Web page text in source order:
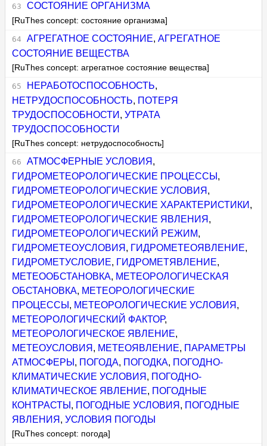
СОСТОЯНИЕ ОРГАНИЗМА
[RuThes concept: состояние организма]
АГРЕГАТНОЕ СОСТОЯНИЕ, АГРЕГАТНОЕ
СОСТОЯНИЕ ВЕЩЕСТВА
[RuThes concept: агрегатное состояние вещества]
НЕРАБОТОСПОСОБНОСТЬ,
НЕТРУДОСПОСОБНОСТЬ, ПОТЕРЯ
ТРУДОСПОСОБНОСТИ ,УТРАТА
ТРУДОСПОСОБНОСТИ
[RuThes concept: нетрудоспособность]
АТМОСФЕРНЫЕ УСЛОВИЯ ,
ГИДРОМЕТЕОРОЛОГИЧЕСКИЕ ПРОЦЕССЫ ,
ГИДРОМЕТЕОРОЛОГИЧЕСКИЕ УСЛОВИЯ ,
ГИДРОМЕТЕОРОЛОГИЧЕСКИЕ ХАРАКТЕРИСТИКИ ,
ГИДРОМЕТЕОРОЛОГИЧЕСКИЕ ЯВЛЕНИЯ ,
ГИДРОМЕТЕОРОЛОГИЧЕСКИЙ РЕЖИМ,
ГИДРОМЕТЕОУСЛОВИЯ , ГИДРОМЕТЕОЯВЛЕНИЕ,
ГИДРОМЕТУСЛОВИЕ, ГИДРОМЕТЯВЛЕНИЕ,
МЕТЕООБСТАНОВКА, МЕТЕОРОЛОГИЧЕСКАЯ
ОБСТАНОВКА, МЕТЕОРОЛОГИЧЕСКИЕ
ПРОЦЕССЫ , МЕТЕОРОЛОГИЧЕСКИЕ УСЛОВИЯ ,
МЕТЕОРОЛОГИЧЕСКИЙ ФАКТОР,
МЕТЕОРОЛОГИЧЕСКОЕ ЯВЛЕНИЕ,
МЕТЕОУСЛОВИЯ , МЕТЕОЯВЛЕНИЕ, ПАРАМЕТРЫ
АТМОСФЕРЫ , ПОГОДА, ПОГОДКА, ПОГОДНО-
КЛИМАТИЧЕСКИЕ УСЛОВИЯ , ПОГОДНО-
КЛИМАТИЧЕСКОЕ ЯВЛЕНИЕ, ПОГОДНЫЕ
КОНТРАСТЫ , ПОГОДНЫЕ УСЛОВИЯ , ПОГОДНЫЕ
ЯВЛЕНИЯ ,УСЛОВИЯ ПОГОДЫ
[RuThes concept: погода]